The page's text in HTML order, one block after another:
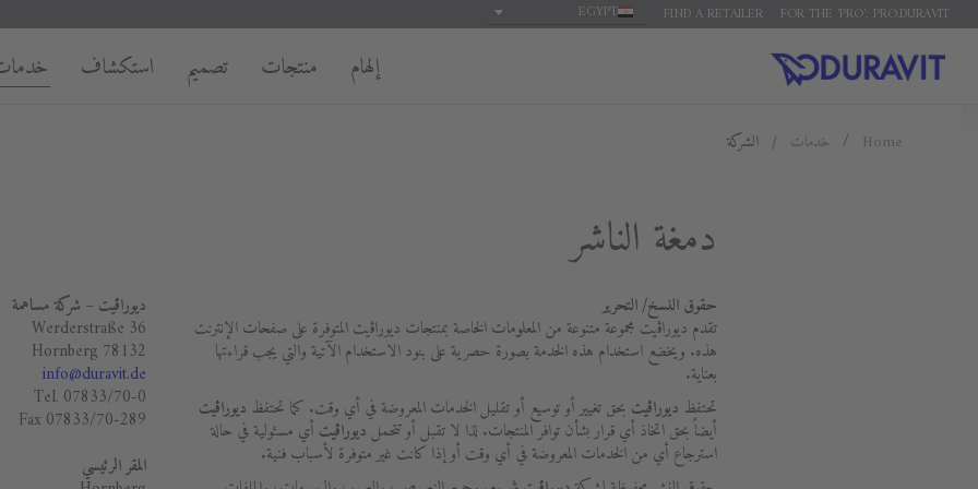
FOR THE 'PRO': PRO.DURAVIT
FIND A RETAILER
EGYPT
إلهام منتجات تصميم استكشاف
Home خدمات الشركة
دمغة الناشر
حقوق النسخ/ التحرير
تقدم ديوراﭬيت مجموعة متنوعة من المعلومات الخاصة بمنتجات ديوراﭬيت المتوفرة على صفحات الإنترنت
هذه. ويخضع استخدام هذه الخدمة بصورة حصرية على بنود الاستخدام الآتية والتي يجب قراءتها
بعناية.
تحتفظ ديوراﭬيت بحق تغيير أو توسيع أو تقليل الخدمات المعروضة في أي وقت. كما تحتفظ ديوراﭬيت
أيضاً بحق اتخاذ أي قرار بشأن توافر المنتجات. لذا لا تقبل أو تتحملديوراﭬيت أي مسئولية في حالة
استرجاع أي من الخدمات المعروضة في أي وقت أو إذا كانت غير متوفرة لأسباب فنية.
ديوراﭬيت – شركة مساهمة
Werderstraße 36
78132 Hornberg
info@duravit.de
Tel. 07833/70-0
Fax 07833/70-289
المقر الرئيسي